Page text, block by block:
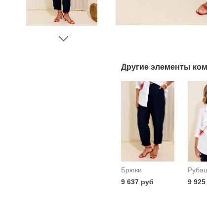
Другие элементы
Брюки
9 637 руб
9